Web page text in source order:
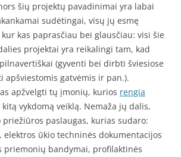
šių projektų pavadinimai yra labai
sudėtingai, visų jų esmę
kas paprasčiau bei glausčiau: visi šie
projektai yra reikalingi tam, kad
(gyventi bei dirbti šviesiose
apšviestomis gatvėmis ir pan.).
apžvelgti tų įmonių, kurios rengia
kitą vykdomą veiklą. Nemaža jų dalis,
paslaugas, kurias sudaro:
elektros ūkio techninės dokumentacijos
priemonių bandymai, profilaktinės